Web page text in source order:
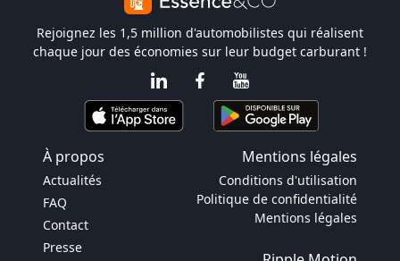
Rejoignez les 1,5 million d'automobilistes qui réalisent
chaque jour des économies sur leur budget carburant !
À propos Mentions légales
Actualités
FAQ
Contact
Presse
Conditions d'utilisation
Politique de confidentialité
Mentions légales